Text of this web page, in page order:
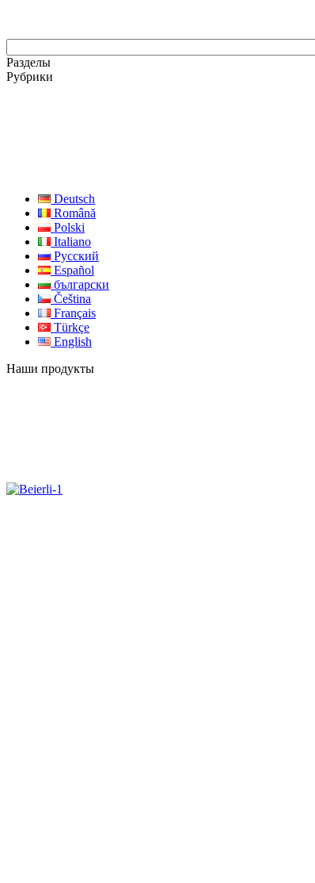
Разделы
Рубрики
Deutsch
Română
Polski
Italiano
Русский
Español
български
Čeština
Français
Türkçe
English
Наши продукты